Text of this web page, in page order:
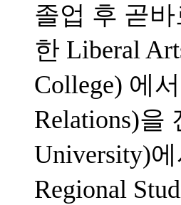
졸업 후 곧
한 Liberal
College) 에
Relations)을
University)
Regional